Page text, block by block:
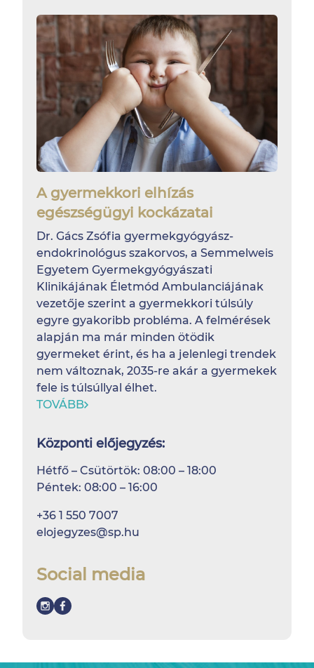
A gyermekkori elhízás
egészségügyi kockázatai
Dr. Gács Zsófia gyermekgyógyász-
endokrinológus szakorvos, a Semmelweis
Egyetem Gyermekgyógyászati
Klinikájának Életmód Ambulanciájának
vezetője szerint a gyermekkori túlsúly
egyre gyakoribb probléma. A felmérések
alapján ma már minden ötödik
gyermeket érint, és ha a jelenlegi trendek
nem változnak, 2035-re akár a gyermekek
fele is túlsúllyal élhet.
TOVÁBB
Központi előjegyzés:
Hétfő – Csütörtök: 08:00 – 18:00
Péntek: 08:00 – 16:00
+36 1 550 7007
elojegyzes@sp.hu
Social media